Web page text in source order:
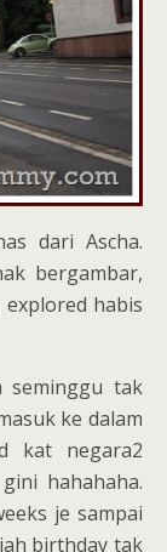
dari Ascha.
bergambar,
habis
seminggu tak
ke dalam
kat negara2
hahahaha.
je sampai
birthday tak